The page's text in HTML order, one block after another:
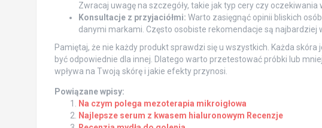
Zwracaj uwagę na szczegóły, takie jak typ cery czy
Konsultacje z przyjaciółmi: Warto zasięgnąć opinii bliskich
danymi markami. Często osobiste rekomendacje są najbardziej
Pamiętaj, że nie każdy produkt sprawdzi się u wszystkich. Każda
być odpowiednie dla innej. Dlatego warto przetestować próbki lub
wpływa na Twoją skórę i jakie efekty przynosi.
Powiązane wpisy:
Na czym polega mezoterapia mikroigłowa
Najlepsze serum z kwasem hialuronowym Recenzje